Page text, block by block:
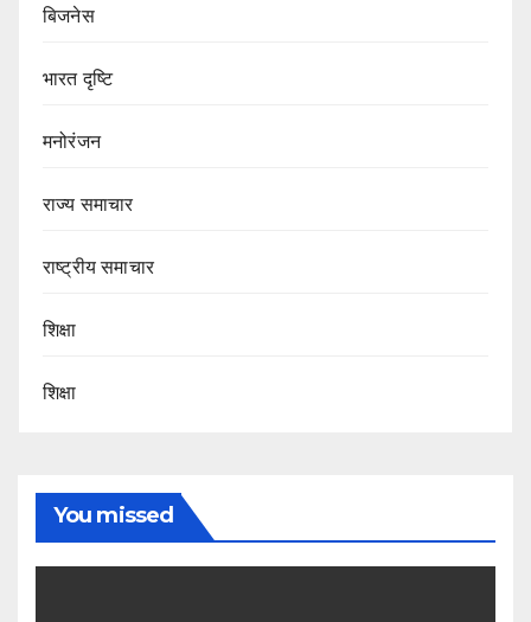
बिजनेस
भारत दृष्टि
मनोरंजन
राज्य समाचार
राष्ट्रीय समाचार
शिक्षा
शिक्षा
You missed